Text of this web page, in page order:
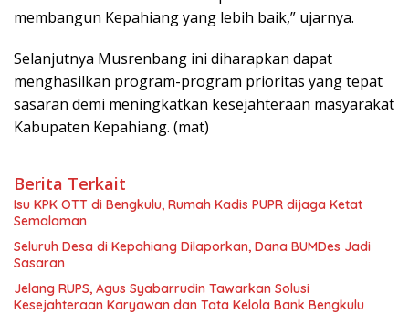
membangun Kepahiang yang lebih baik,” ujarnya.
Selanjutnya Musrenbang ini diharapkan dapat
menghasilkan program-program prioritas yang tepat
sasaran demi meningkatkan kesejahteraan masyarakat
Kabupaten Kepahiang. (mat)
Berita Terkait
Isu KPK OTT di Bengkulu, Rumah Kadis PUPR dijaga Ketat
Semalaman
Seluruh Desa di Kepahiang Dilaporkan, Dana BUMDes Jadi
Sasaran
Jelang RUPS, Agus Syabarrudin Tawarkan Solusi
Kesejahteraan Karyawan dan Tata Kelola Bank Bengkulu